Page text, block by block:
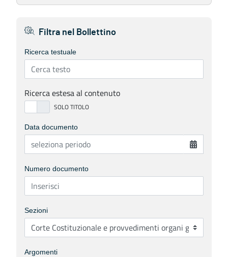
Filtra nel Bollettino
Ricerca testuale
Ricerca estesa al contenuto
Data documento
Numero documento
Sezioni
Argomenti